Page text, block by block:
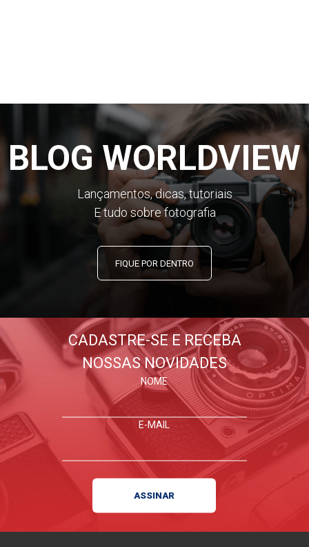
próximos.Zoom digital 160x também está disponível.
BLOG WORLDVIEW
Lançamentos, dicas, tutoriais
E tudo sobre fotografia
FIQUE POR DENTRO
CADASTRE-SE E RECEBA
NOSSAS NOVIDADES
NOME
E-MAIL